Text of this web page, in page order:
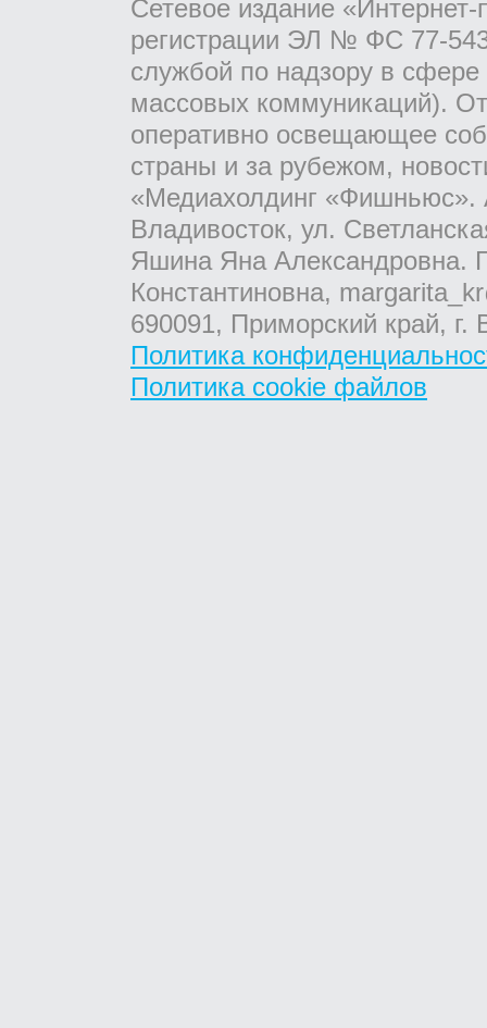
Сетевое издание
регистрации ЭЛ № ФС 77-
службой по надзору в
массовых коммуникаций).
оперативно освещающее
страны и за рубежом,
«Медиахолдинг «Фишньюс».
Владивосток, ул.
Яшина Яна Александровна.
Константиновна,
690091, Приморский край,
Политика
Политика cookie файлов